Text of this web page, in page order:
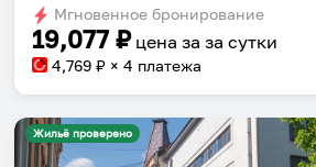
changing
dates.
changing
dates.
Мгновенное бронирование
19,077 ₽ цена за за сутки
4,769 ₽ × 4 платежа
Жильё проверено